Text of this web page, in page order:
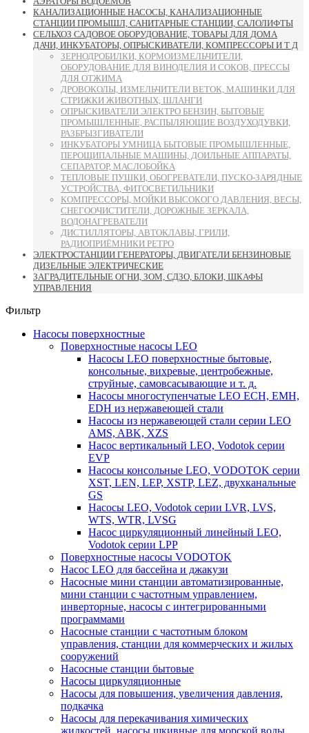
КАНАЛИЗАЦИОННЫЕ НАСОСЫ, КАНАЛИЗАЦИОННЫЕ
СТАНЦИИ ПРОМЫШЛ, САНИТАРНЫЕ СТАНЦИИ, САЛОЛИФТЫ
СЕЛЬХОЗ САДОВОЕ ОБОРУДОВАНИЕ, ТОВАРЫ ДЛЯ ДОМА
ДАЧИ, ИНКУБАТОРЫ, ОПРЫСКИВАТЕЛИ, КОМПРЕССОРЫ И Т Д
ЗЕРНОДРОБИЛКИ, КОРМОИЗМЕЛЬЧИТЕЛИ,
ОБОРУДОВАНИЕ ДЛЯ ВИНОДЕЛИЯ И СОКОВ, ПРЕССЫ
ДЛЯ ОТЖИМА
ДРОВОКОЛЫ, ИЗМЕЛЬЧИТЕЛИ ВЕТОК, МАШИНКИ ДЛЯ
СТРИЖКИ ЖИВОТНЫХ, ШЛАНГИ
ОПРЫСКИВАТЕЛИ ЭЛЕКТРО БЕНЗИН, БЫТОВЫЕ
ПРОМЫШЛЕННЫЕ, РАСПЫЛЯЮЩИЕ ВОЗДУХОДУВКИ,
РАЗБРЫЗГИВАТЕЛИ
ИНКУБАТОРЫ УМНИЦА БЫТОВЫЕ ПРОМЫШЛЕННЫЕ,
ПЕРОЩИПАЛЬНЫЕ МАШИНЫ, ДОИЛЬНЫЕ АППАРАТЫ,
СЕПАРАТОР, МАСЛОБОЙКА
ТЕПЛОВЫЕ ПУШКИ, ОБОГРЕВАТЕЛИ, ПУСКО-ЗАРЯДНЫЕ
УСТРОЙСТВА, ФИТОСВЕТИЛЬНИКИ
КОМПРЕССОРЫ, МОЙКИ ВЫСОКОГО ДАВЛЕНИЯ, ВЕСЫ,
СНЕГООЧИСТИТЕЛИ, ДОРОЖНЫЕ ЗЕРКАЛА,
ВОДОНАГРЕВАТЕЛИ
ДИСТИЛЛЯТОРЫ, АВТОКЛАВЫ, ГРИЛИ,
РАДИОПРИЁМНИКИ РЕТРО
ЭЛЕКТРОСТАНЦИИ ГЕНЕРАТОРЫ, ДВИГАТЕЛИ БЕНЗИНОВЫЕ
ДИЗЕЛЬНЫЕ ЭЛЕКТРИЧЕСКИЕ
ЗАГРАДИТЕЛЬНЫЕ ОГНИ, ЗОМ, СДЗО, БЛОКИ, ШКАФЫ
УПРАВЛЕНИЯ
Фильтр
Насосы поверхностные
Поверхностные насосы LEO
Насосы LEO поверхностные бытовые,
консольные, вихревые, центробежные,
струйные, самовсасывающие и т. д.
Насосы многоступенчатые LEO ECH, EMH,
EDH из нержавеющей стали
Насосы из нержавеющей стали серии LEO
AMS, ABK, XZS
Насос вертикальный LEO, Vodotok серии
EVP
Насосы консольные LEO, VODOTOK серии
XST, LEN, LEP, XSTP, LEZ, двухканальные
GS
Насосы LEO, Vodotok серии LVR, LVS,
WTS, WTR, LVSG
Насос циркуляционный линейный LEO,
Vodotok серии LPP
Поверхностные насосы VODOTOK
Насос LEO для бассейна и джакузи
Насосные мини станции автоматизированные,
мини станции с частотным управлением,
инверторные, насосы с интегрированными
программами
Насосные станции с частотным блоком
управления, станции для коммерческих и жилых
сооружений
Насосные станции бытовые
Насосы циркуляционные
Насосы для повышения, увеличения давления,
подкачка
Насосы для перекачивания химических
жидкостей, насосы шкивные для морской воды